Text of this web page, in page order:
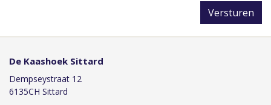
Versturen
De Kaashoek Sittard
Dempseystraat 12
6135CH Sittard